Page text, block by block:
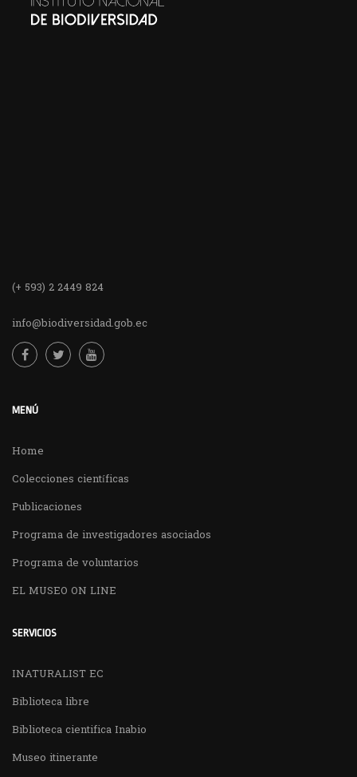
(+ 593) 2 2449 824
info@biodiversidad.gob.ec
MENÚ
Home
Colecciones científicas
Publicaciones
Programa de investigadores asociados
Programa de voluntarios
EL MUSEO ON LINE
SERVICIOS
INATURALIST EC
Biblioteca libre
Biblioteca cientifica Inabio
Museo itinerante